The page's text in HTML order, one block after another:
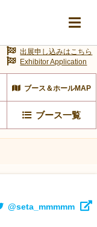
ブース＆ホールMAP
ブース一覧
出展申し込みはこちら
Exhibitor Application
@seta_mmmmm